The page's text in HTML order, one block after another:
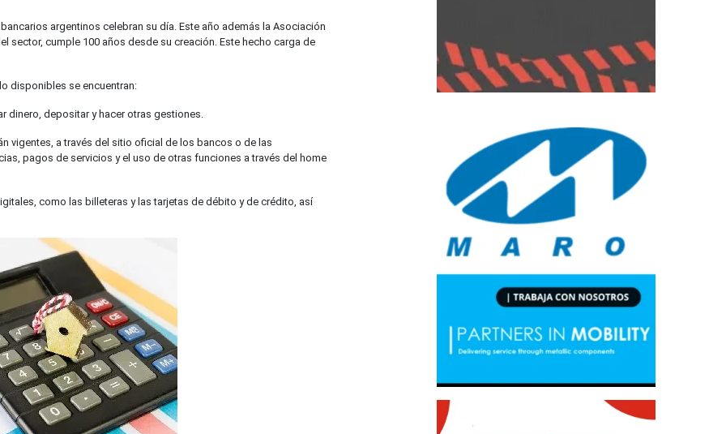
argentinos celebran su día. Este año además la Asociación
sector, cumple 100 años desde su creación. Este hecho carga de
disponibles se encuentran:
dinero, depositar y hacer otras gestiones.
vigentes, a través del sitio oficial de los bancos o de las
pagos de servicios y el uso de otras funciones a través del home
como las billeteras y las tarjetas de débito y de crédito, así